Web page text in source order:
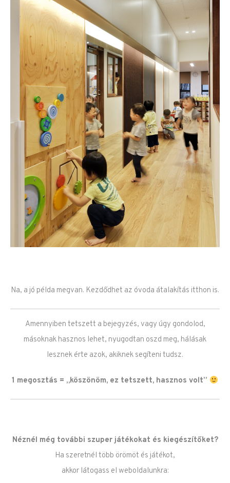
Na, a jó példa megvan. Kezdődhet az óvoda átalakítás itthon is.
Amennyiben tetszett a bejegyzés, vagy úgy gondolod,
másoknak hasznos lehet, nyugodtan oszd meg, hálásak
lesznek érte azok, akiknek segíteni tudsz.
1 megosztás = „köszönöm, ez tetszett, hasznos volt”
Néznél még további szuper játékokat és kiegészítőket?
Ha szeretnél több örömöt és játékot,
akkor látogass el weboldalunkra: